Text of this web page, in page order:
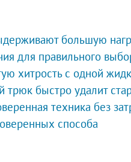
большую
для правильного
хитрость с одной
трюк быстро удалит
техника без
способа